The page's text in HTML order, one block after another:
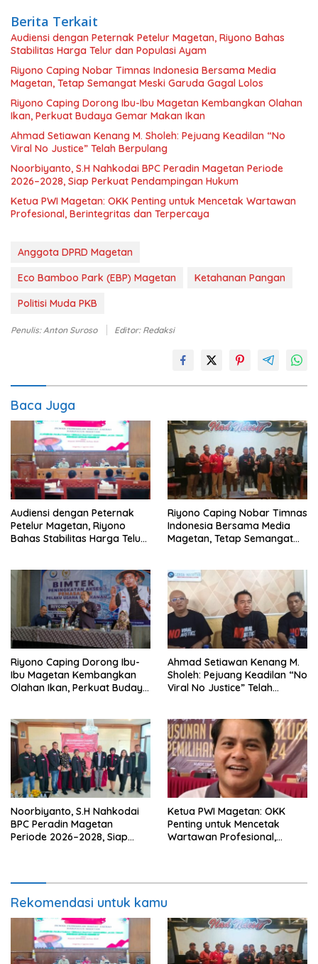
Berita Terkait
Audiensi dengan Peternak Petelur Magetan, Riyono Bahas
Stabilitas Harga Telur dan Populasi Ayam
Riyono Caping Nobar Timnas Indonesia Bersama Media
Magetan, Tetap Semangat Meski Garuda Gagal Lolos
Riyono Caping Dorong Ibu-Ibu Magetan Kembangkan Olahan
Ikan, Perkuat Budaya Gemar Makan Ikan
Ahmad Setiawan Kenang M. Sholeh: Pejuang Keadilan “No
Viral No Justice” Telah Berpulang
Noorbiyanto, S.H Nahkodai BPC Peradin Magetan Periode
2026–2028, Siap Perkuat Pendampingan Hukum
Ketua PWI Magetan: OKK Penting untuk Mencetak Wartawan
Profesional, Berintegritas dan Terpercaya
Anggota DPRD Magetan
Eco Bamboo Park (EBP) Magetan
Ketahanan Pangan
Politisi Muda PKB
Penulis: Anton Suroso Editor: Redaksi
Baca Juga
Audiensi dengan Peternak
Petelur Magetan, Riyono
Bahas Stabilitas Harga Telur
Riyono Caping Nobar Timnas
Indonesia Bersama Media
Magetan, Tetap Semangat
Riyono Caping Dorong Ibu-
Ibu Magetan Kembangkan
Olahan Ikan, Perkuat Budaya
Ahmad Setiawan Kenang M.
Sholeh: Pejuang Keadilan “No
Viral No Justice” Telah
Noorbiyanto, S.H Nahkodai
BPC Peradin Magetan
Periode 2026–2028, Siap
Ketua PWI Magetan: OKK
Penting untuk Mencetak
Wartawan Profesional,
Rekomendasi untuk kamu